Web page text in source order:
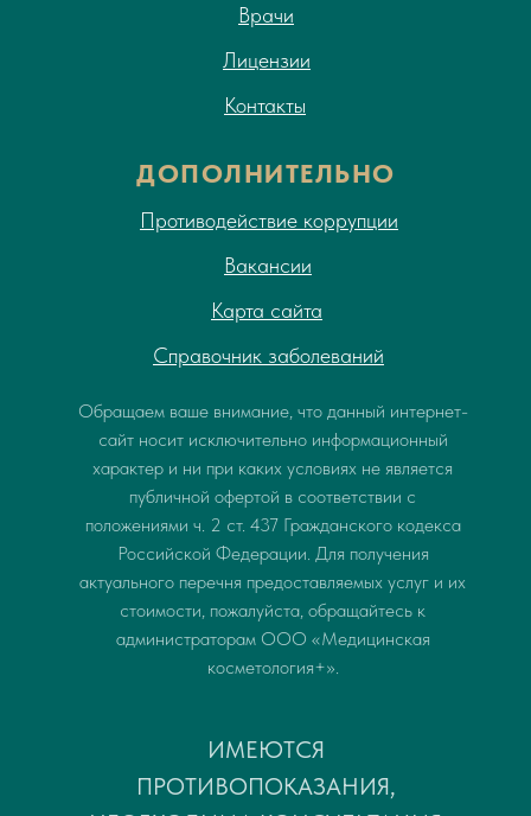
ДОПОЛНИТЕЛЬНО
Врачи
Лицензии
Контакты
Вакансии
Карта сайта
Справочник заболеваний
Противодействие коррупции
Обращаем ваше внимание, что данный интернет-
сайт носит исключительно информационный
характер и ни при каких условиях не является
публичной офертой в соответствии с
положениями ч. 2 ст. 437 Гражданского кодекса
Российской Федерации. Для получения
актуального перечня предоставляемых услуг и их
стоимости, пожалуйста, обращайтесь к
администраторам ООО «Медицинская
косметология+».
ИМЕЮТСЯ
ПРОТИВОПОКАЗАНИЯ,